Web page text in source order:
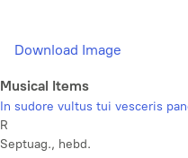
Download Image
Musical Items
In sudore vultus tui vesceris
R
Septuag., hebd.